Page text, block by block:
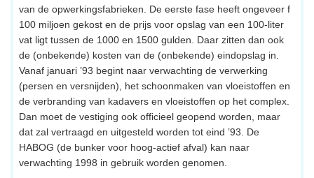
van de opwerkingsfabrieken. De eerste fase heeft ongeveer f
100 miljoen gekost en de prijs voor opslag van een 100-liter
vat ligt tussen de 1000 en 1500 gulden. Daar zitten dan ook
de (onbekende) kosten van de (onbekende) eindopslag in.
Vanaf januari ’93 begint naar verwachting de verwerking
(persen en versnijden), het schoonmaken van vloeistoffen en
de verbranding van kadavers en vloeistoffen op het complex.
Dan moet de vestiging ook officieel geopend worden, maar
dat zal vertraagd en uitgesteld worden tot eind ’93. De
HABOG (de bunker voor hoog-actief afval) kan naar
verwachting 1998 in gebruik worden genomen.